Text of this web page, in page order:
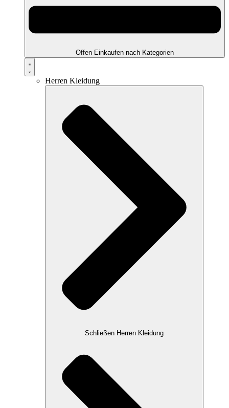
Offen Einkaufen nach Kategorien
Herren Kleidung
Schließen Herren Kleidung